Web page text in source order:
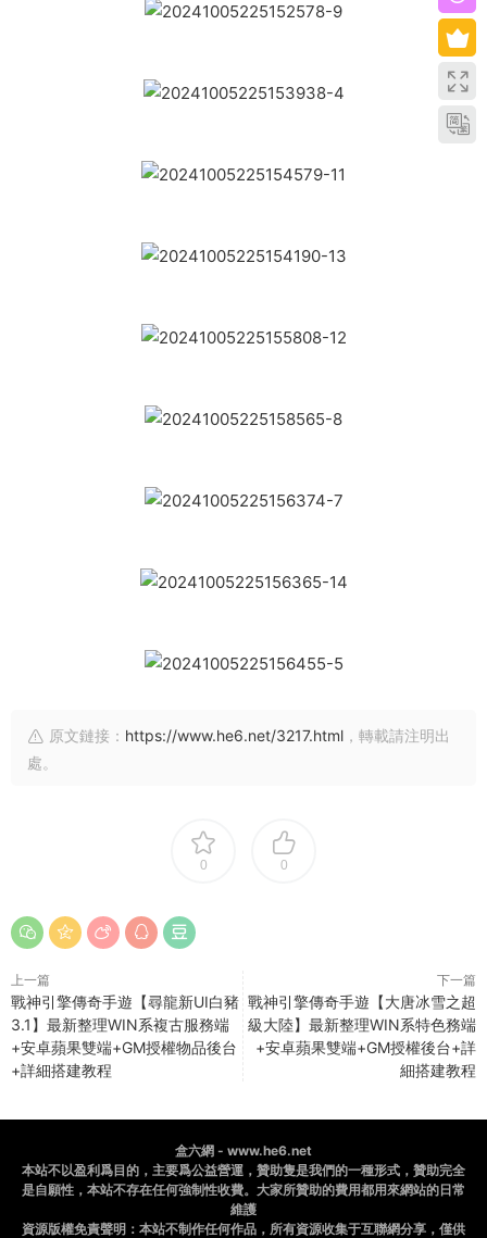
原文鏈接： https://www.he6.net/3217.html ，轉載請注明出
處。
0 0
上一篇
戰神引擎傳奇手遊【尋龍新UI白豬
3.1】最新整理WIN系複古服務端
+安卓蘋果雙端+GM授權物品後台
+詳細搭建教程
下一篇
戰神引擎傳奇手遊【大唐冰雪之超
級大陸】最新整理WIN系特色務端
+安卓蘋果雙端+GM授權後台+詳
細搭建教程
盒六網 - www.he6.net
本站不以盈利爲目的，主要爲公益營運，贊助隻是我們的一種形式，贊助完全
是自願性，本站不存在任何強制性收費。大家所贊助的費用都用來網站的日常
維護
資源版權免責聲明：本站不制作任何作品，所有資源收集于互聯網分享，僅供